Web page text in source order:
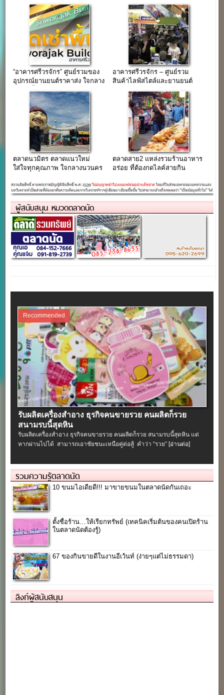
“อาคารศรีวรจักร” ศูนย์รวมของ
อุปกรณ์ยานยนต์ราคาส่ง ใจกลาง
อาคารศรีวรจักร – ศูนย์รวม
สินค้าไลฟ์สไตล์และยานยนต์
ตลาดนวมิตร ตลาดแนวใหม่
ใส่ใจทุกคุณภาพ ใจกลางนวนคร
ตลาดสาย2 แหล่งรวมร้านอาหาร
อร่อย ที่ต้องกดไลค์สายกิน
ผู้สนับสนุน หมวดตลาดนัด
Recommended
รับผลิตเครื่องสําอาง ธุรกิจคนขายรวย คนผลิตก็รวย
สนามรบนี้สุดหิน
รับผลิตเครื่องสําอาง ธุรกิจคนขายรวย คนผลิตก็รวย สนามรบนี้สุดหิน แต่
หากผ่านไปได้ สามารถเอาชัยชนะเหนือคู่ต่อสู้ คำว่า “รวย” [อ่านต่อ]
รวมความรู้ตลาดนัด
10 ขนมไอเดียดี!!! มาขายขนมในตลาดนัดกันเถอะ
ตั้งชื่อร้าน…ให้เรียกทรัพย์ (เทคนิคเริ่มต้นของคนเปิดร้าน
ในตลาดนัดต้องรู้)
67 ของกินขายดีในงานอีเว้นท์ (ง่ายๆแต่ไม่ธรรมดา)
ลิงก์ผู้สนับสนุน